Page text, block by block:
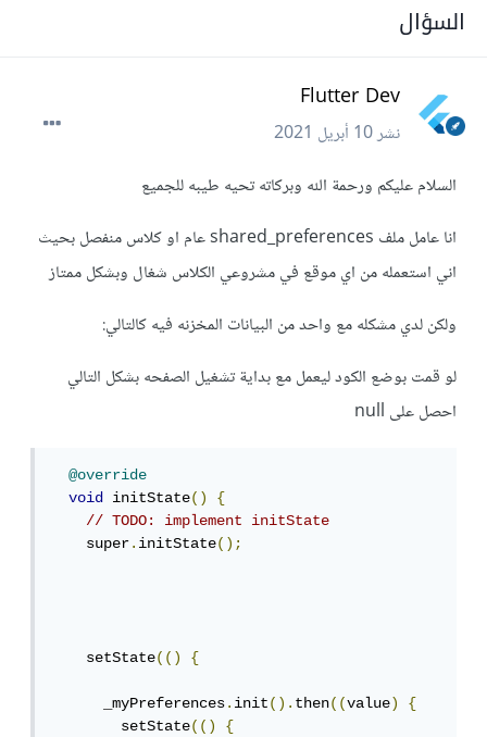
السؤال
Flutter Dev
نشر10 أبريل 2021
السلام عليكم ورحمة الله وبركاته تحيه طيبه للجميع
انا عامل ملف shared_preferences عام او كلاس منفصل بحيث
اني استعمله من اي موقع في مشروعي الكلاس شغال وبشكل ممتاز
ولكن لدي مشكله مع واحد من البيانات المخزنه فيه كالتالي:
لو قمت بوضع الكود ليعمل مع بداية تشغيل الصفحه بشكل التالي
احصل على null
@override
void initState()
{
// TODO: implement initState
    super
.initState();
    setState
(() {
      _myPreferences
.init().then((value)
{
        setState
(()
{